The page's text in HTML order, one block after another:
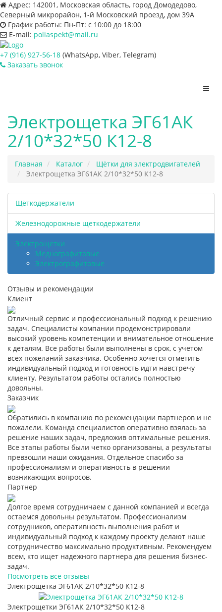
Адрес: 142001, Московская область, город Домодедово,
Северный микрорайон, 1-й Московский проезд, дом 39А
График работы: Пн-Пт: с 10:00 до 18:00
E-mail: poliaspekt@mail.ru
+7 (916) 927-56-18 (WhatsApp, Viber, Telegram)
Заказать звонок
Электрощетка ЭГ61АК
2/10*32*50 К12-8
Главная Каталог
Щётки для электродвигателей
Электрощетка ЭГ61АК 2/10*32*50 К12-8
Щёткодержатели
Железнодорожные щеткодержатели
Электрощетки
Меднографитовые
Электрографитовые
Отзывы и рекомендации
Клиент
Отличный сервис и профессиональный подход к решению
задач. Специалисты компании продемонстрировали
высокий уровень компетенции и внимательное отношение
к деталям. Все работы были выполнены в срок, с учетом
всех пожеланий заказчика. Особенно хочется отметить
индивидуальный подход и готовность идти навстречу
клиенту. Результатом работы остались полностью
довольны.
Заказчик
Обратились в компанию по рекомендации партнеров и не
пожалели. Команда специалистов оперативно взялась за
решение наших задач, предложив оптимальные решения.
Все этапы работы были четко организованы, а результаты
превзошли наши ожидания. Отдельное спасибо за
профессионализм и оперативность в решении
возникающих вопросов.
Партнер
Долгое время сотрудничаем с данной компанией и всегда
остаемся довольны результатом. Профессионализм
сотрудников, оперативность выполнения работ и
индивидуальный подход к каждому проекту делают наше
сотрудничество максимально продуктивным. Рекомендуем
всем, кто ищет надежного партнера для решения бизнес-
задач.
Посмотреть все отзывы
Электрощетка ЭГ61АК 2/10*32*50 К12-8
Электрощетки ЭГ61АК 2/10*32*50 К12-8